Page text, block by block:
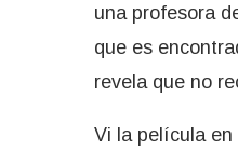
una profesora
que es
revela que no
Vi la película en